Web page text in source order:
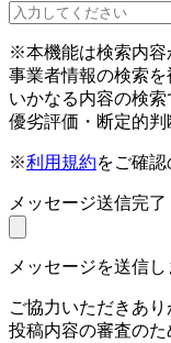
※本機能は検索内容
事業者情報の検索を
いかなる内容の検
優劣評価・断定的判
※利用規約をご確
メッセージ送信完了
メッセージを送信し
ご協力いただきあり
投稿内容の審査の